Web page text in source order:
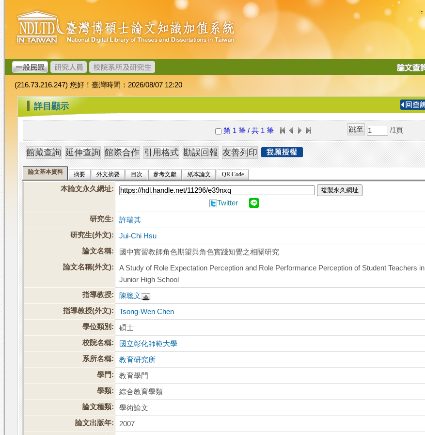
跳
到
主
要
內
容
臺
灣
博
碩
士
論
文
加
值
系
統
:::
導
(216.73.216.247) 您好！臺灣時間：2026/08/07 12:20
::: 詳目顯示
第 1 筆 / 共 1 筆 /1 頁
論文基本資料 摘要 外文摘要 目次 參考文獻 紙本論文 QR Code
本論文永久網址: 複製永久網址
Twitter
研究生:
許瑞其
研究生(外文):
Jui-Chi Hsu
論文名稱:
國中實習教師角色期望與角色實踐知覺之相關研究
論文名稱(外文):
A Study of Role Expectation Perception and Role Performance Perception of Student Teachers in
Junior High School
指導教授:
陳聰文
指導教授(外文):
Tsong-Wen Chen
學位類別:
碩士
校院名稱:
國立彰化師範大學
系所名稱:
教育研究所
學門:
教育學門
學類:
綜合教育學類
論文種類:
學術論文
論文出版年:
2007